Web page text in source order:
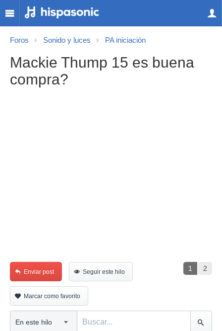
Foros Sonido y luces PA iniciación
Mackie Thump 15 es buena
compra?
1 2
Enviar post Seguir este hilo
Marcar como favorito